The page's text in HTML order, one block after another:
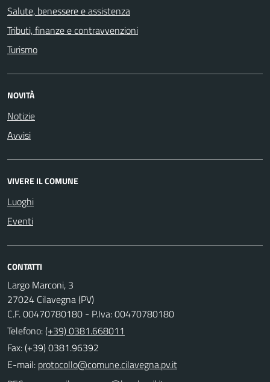
Salute, benessere e assistenza
Tributi, finanze e contravvenzioni
Turismo
NOVITÀ
Notizie
Avvisi
VIVERE IL COMUNE
Luoghi
Eventi
CONTATTI
Largo Marconi, 3
27024 Cilavegna (PV)
C.F. 00470780180 - P.Iva: 00470780180
Telefono:(+39) 0381.668011
Fax: (+39) 0381.96392
E-mail: